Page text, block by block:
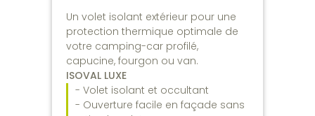
Un volet isolant extérieur pour une
protection thermique optimale de
votre camping-car profilé,
capucine, fourgon ou van.
ISOVAL LUXE
- Volet isolant et occultant
- Ouverture facile en façade sans